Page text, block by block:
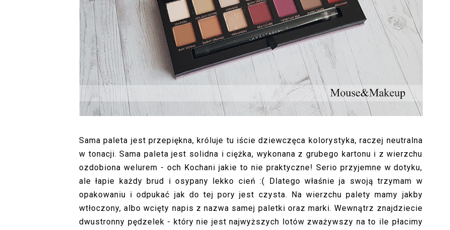
Sama paleta jest przepiękna, króluje tu iście dziewczęca kolorystyka, raczej neutralna
w tonacji. Sama paleta jest solidna i ciężka, wykonana z grubego kartonu i z wierzchu
ozdobiona welurem - och Kochani jakie to nie praktyczne! Serio przyjemne w dotyku,
ale łapie każdy brud i osypany lekko cień :( Dlatego właśnie ja swoją trzymam w
opakowaniu i odpukać jak do tej pory jest czysta. Na wierzchu palety mamy jakby
wtłoczony, albo wcięty napis z nazwa samej paletki oraz marki. Wewnątrz znajdziecie
dwustronny pędzelek - który nie jest najwyższych lotów zważywszy na to ile płacimy